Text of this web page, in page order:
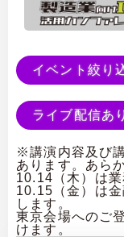
イベント絞り
ライブ配信あ
※講演内容及び
あります。あら
10.14（木）は業
10.15（金）は
します。
東京会場へのご
けます。